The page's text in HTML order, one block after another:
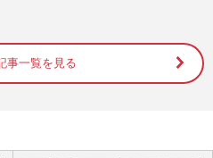
ー日本代表》ネーションズリー
勝で決勝T進出！グッズ“完
事一覧を見る